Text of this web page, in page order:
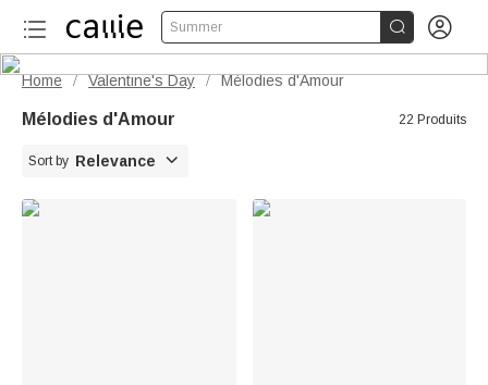
Summer  
Home / Valentine's Day / Mélodies d'Amour
Mélodies d'Amour 22 Produits
Sort by Relevance 